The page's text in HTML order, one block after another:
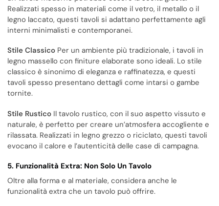
Realizzati spesso in materiali come il vetro, il metallo o il
legno laccato, questi tavoli si adattano perfettamente agli
interni minimalisti e contemporanei.
Stile Classico Per un ambiente più tradizionale, i tavoli in
legno massello con finiture elaborate sono ideali. Lo stile
classico è sinonimo di eleganza e raffinatezza, e questi
tavoli spesso presentano dettagli come intarsi o gambe
tornite.
Stile Rustico Il tavolo rustico, con il suo aspetto vissuto e
naturale, è perfetto per creare un’atmosfera accogliente e
rilassata. Realizzati in legno grezzo o riciclato, questi tavoli
evocano il calore e l’autenticità delle case di campagna.
5. Funzionalità Extra: Non Solo Un Tavolo
Oltre alla forma e al materiale, considera anche le
funzionalità extra che un tavolo può offrire.